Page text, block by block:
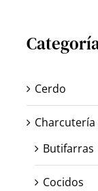
Cerdo
Charcutería
Butifarras
Cocidos